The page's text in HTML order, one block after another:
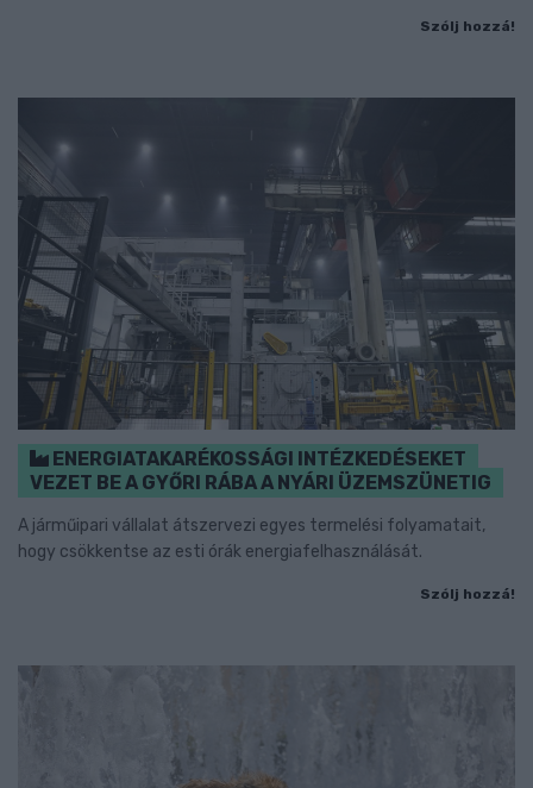
Szólj hozzá!
ENERGIATAKARÉKOSSÁGI INTÉZKEDÉSEKET
VEZET BE A GYŐRI RÁBA A NYÁRI ÜZEMSZÜNETIG
A járműipari vállalat átszervezi egyes termelési folyamatait,
hogy csökkentse az esti órák energiafelhasználását.
Szólj hozzá!